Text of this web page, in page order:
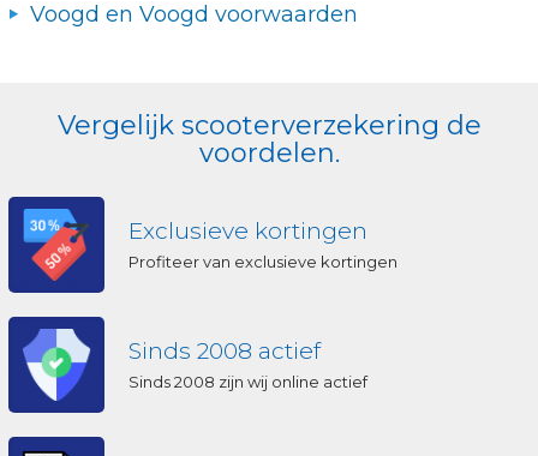
Voogd en Voogd voorwaarden
Vergelijk scooterverzekering de
voordelen.
Exclusieve kortingen
Profiteer van exclusieve kortingen
Sinds 2008 actief
Sinds 2008 zijn wij online actief